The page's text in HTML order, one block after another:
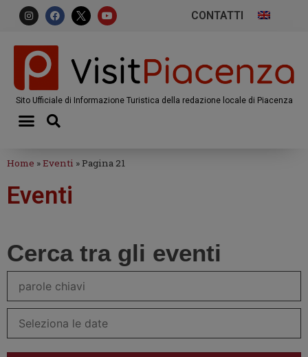
CONTATTI
Sito Ufficiale di Informazione Turistica della redazione locale di Piacenza
Home »Eventi »Pagina 21
Eventi
Cerca tra gli eventi